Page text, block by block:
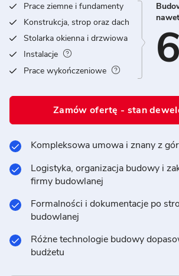
Prace ziemne i fundamenty
Konstrukcja, strop oraz dach
Stolarka okienna i drzwiowa
Instalacje
Prace wykończeniowe
6
Zamów ofertę - stan
Kompleksowa umowa i znany z
Logistyka, organizacja budowy i
firmy budowlanej
Formalności i dokumentacje po
budowlanej
Różne technologie budowy
budżetu